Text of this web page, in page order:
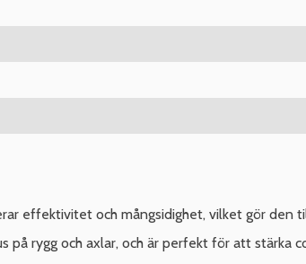
effektivitet och mångsidighet, vilket gör den
på rygg och axlar, och är perfekt för att stärka